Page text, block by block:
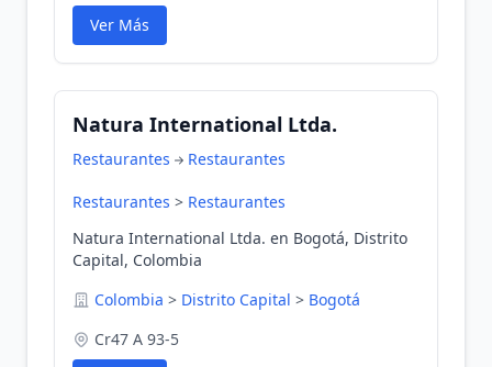
Ver Más
Natura International Ltda.
Restaurantes Restaurantes
Restaurantes > Restaurantes
Natura International Ltda. en Bogotá, Distrito
Capital, Colombia
Colombia > Distrito Capital > Bogotá
Cr47 A 93-5